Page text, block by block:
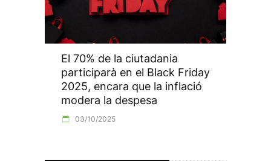
El 70% de la ciutadania
participarà en el Black Friday
2025, encara que la inflació
modera la despesa
03/10/2025